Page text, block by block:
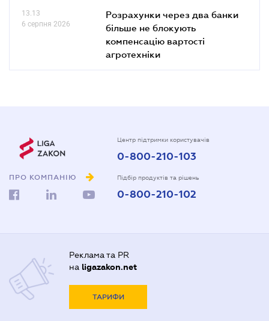
13.13
6 серпня 2026
Розрахунки через два банки
більше не блокують
компенсацію вартості
агротехніки
ПРО КОМПАНІЮ
Центр підтримки користувачів
0-800-210-103
Підбір продуктів та рішень
0-800-210-102
Реклама та PR
на ligazakon.net
ТАРИФИ